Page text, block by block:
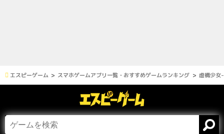
エスピーゲーム スマホゲームアプリ一覧・おすすめゲームランキング 虚構少女